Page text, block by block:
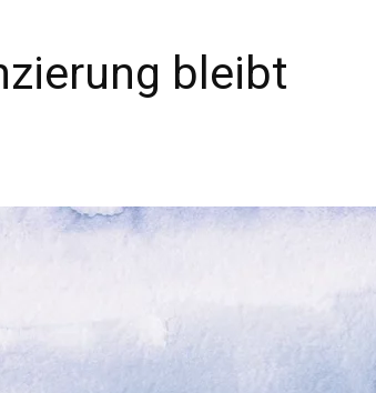
bleibt